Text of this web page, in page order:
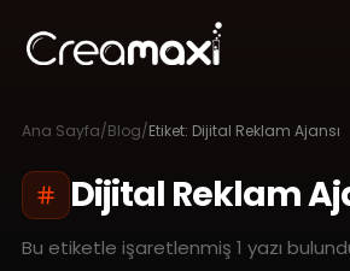
Ana Sayfa/Blog/Etiket: Dijital Reklam Ajansı
Dijital Reklam
Bu etiketle işaretlenmiş 1 yazı